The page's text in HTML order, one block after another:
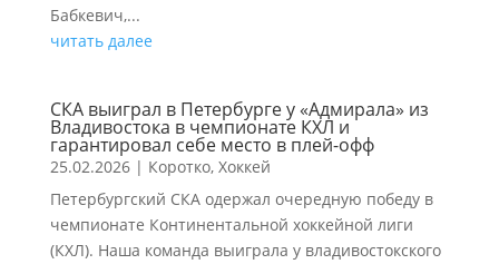
Бабкевич,...
читать далее
СКА выиграл в Петербурге у «Адмирала» из
Владивостока в чемпионате КХЛ и
гарантировал себе место в плей-офф
25.02.2026| Коротко, Хоккей
Петербургский СКА одержал очередную победу в
чемпионате Континентальной хоккейной лиги
(КХЛ). Наша команда выиграла у владивостокского